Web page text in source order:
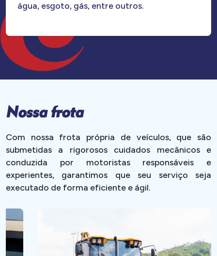
água, esgoto, gás, entre outros.
Nossa frota
Com nossa frota própria de veículos, que são
submetidas a rigorosos cuidados mecânicos e
conduzida por motoristas responsáveis e
experientes, garantimos que seu serviço seja
executado de forma eficiente e ágil.